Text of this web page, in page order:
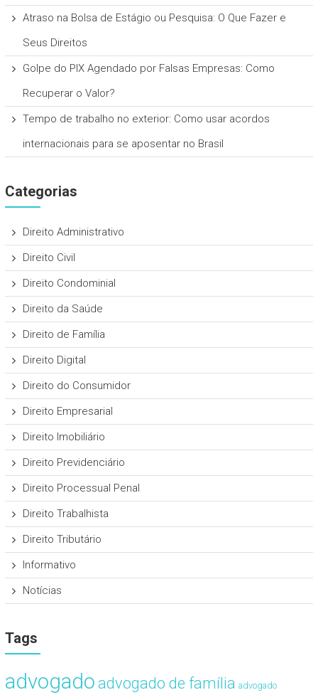
Atraso na Bolsa de Estágio ou Pesquisa: O Que Fazer e
Seus Direitos
Golpe do PIX Agendado por Falsas Empresas: Como
Recuperar o Valor?
Tempo de trabalho no exterior: Como usar acordos
internacionais para se aposentar no Brasil
Categorias
Direito Administrativo
Direito Civil
Direito Condominial
Direito da Saúde
Direito de Família
Direito Digital
Direito do Consumidor
Direito Empresarial
Direito Imobiliário
Direito Previdenciário
Direito Processual Penal
Direito Trabalhista
Direito Tributário
Informativo
Notícias
Tags
advogado advogado de família advogado